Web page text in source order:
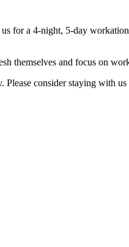
for a 4-night, 5-day
themselves and focus on
consider staying with